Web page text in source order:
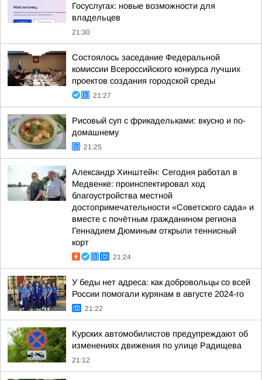
Госуслугах: новые возможности для
владельцев
21:30
Состоялось заседание Федеральной
комиссии Всероссийского конкурса лучших
проектов создания городской среды
21:27
Рисовый суп с фрикадельками: вкусно и по-
домашнему
21:25
Александр Хинштейн: Сегодня работал в
Медвенке: проинспектировал ход
благоустройства местной
достопримечательности «Советского сада» и
вместе с почётным гражданином региона
Геннадием Дюминым открыли теннисный
корт
21:24
У беды нет адреса: как добровольцы со всей
России помогали курянам в августе 2024-го
21:22
Курских автомобилистов предупреждают об
изменениях движения по улице Радищева
21:12